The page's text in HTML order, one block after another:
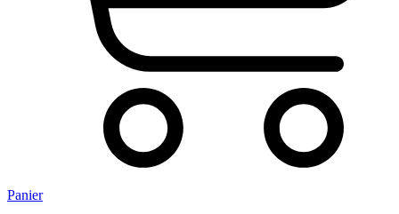
Panier